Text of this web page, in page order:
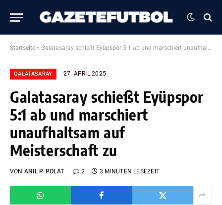
Startseite » Galatasaray schießt Eyüpspor 5:1 ab und marschiert unaufhaltsam auf Meisterschaft zu
GALATASARAY 27. APRIL 2025
Galatasaray schießt Eyüpspor
5:1 ab und marschiert
unaufhaltsam auf
Meisterschaft zu
VON ANIL P. POLAT 2 3 MINUTEN LESEZEIT